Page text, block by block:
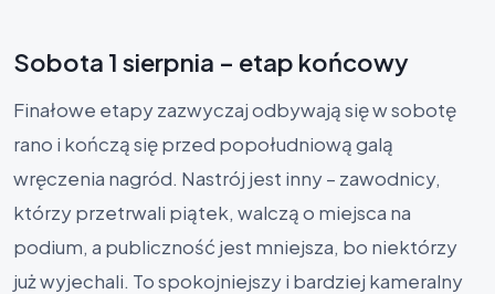
Sobota 1 sierpnia – etap końcowy
Finałowe etapy zazwyczaj odbywają się w sobotę
rano i kończą się przed popołudniową galą
wręczenia nagród. Nastrój jest inny – zawodnicy,
którzy przetrwali piątek, walczą o miejsca na
podium, a publiczność jest mniejsza, bo niektórzy
już wyjechali. To spokojniejszy i bardziej kameralny